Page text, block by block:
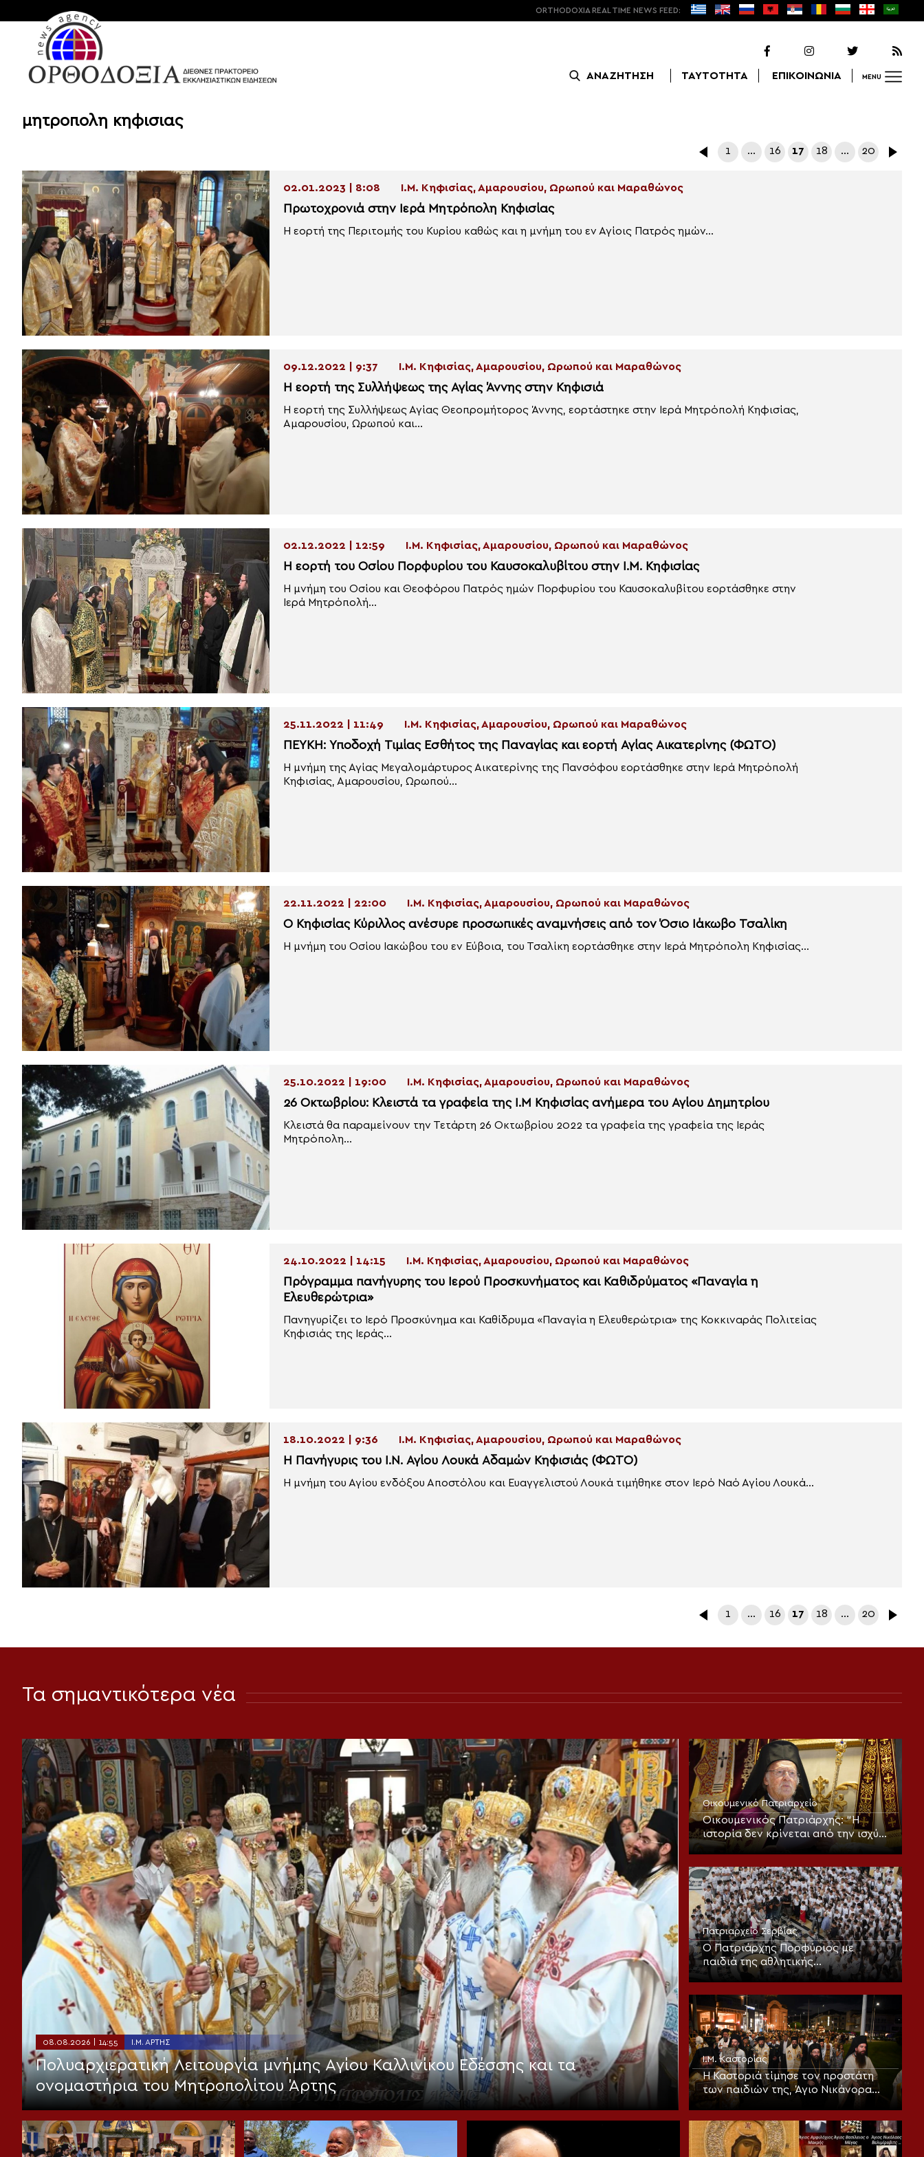
ORTHODOXIA REAL TIME NEWS FEED:
ΑΝΑΖΗΤΗΣΗ ΤΑΥΤΟΤΗΤΑ ΕΠΙΚΟΙΝΩΝΙΑ MENU
μητροπολη κηφισιας
1 … 16 17 18 … 20
02.01.2023 | 8:08 Ι.Μ. Κηφισίας, Αμαρουσίου, Ωρωπού και Μαραθώνος
Πρωτοχρονιά στην Ιερά Μητρόπολη Κηφισίας
Η εορτή της Περιτομής του Κυρίου καθώς και η μνήμη του εν Αγίοις Πατρός ημών...
09.12.2022 | 9:37 Ι.Μ. Κηφισίας, Αμαρουσίου, Ωρωπού και Μαραθώνος
Η εορτή της Συλλήψεως της Αγίας Άννης στην Κηφισιά
Η εορτή της Συλλήψεως Αγίας Θεοπρομήτορος Άννης, εορτάστηκε στην Ιερά Μητρόπολή Κηφισίας,
Αμαρουσίου, Ωρωπού και...
02.12.2022 | 12:59 Ι.Μ. Κηφισίας, Αμαρουσίου, Ωρωπού και Μαραθώνος
Η εορτή του Οσίου Πορφυρίου του Καυσοκαλυβίτου στην Ι.Μ. Κηφισίας
Η μνήμη του Οσίου και Θεοφόρου Πατρός ημών Πορφυρίου του Καυσοκαλυβίτου εορτάσθηκε στην
Ιερά Μητρόπολή...
25.11.2022 | 11:49 Ι.Μ. Κηφισίας, Αμαρουσίου, Ωρωπού και Μαραθώνος
ΠΕΥΚΗ: Υποδοχή Τιμίας Εσθήτος της Παναγίας και εορτή Αγίας Αικατερίνης (ΦΩΤΟ)
Η μνήμη της Αγίας Μεγαλομάρτυρος Αικατερίνης της Πανσόφου εορτάσθηκε στην Ιερά Μητρόπολή
Κηφισίας, Αμαρουσίου, Ωρωπού...
22.11.2022 | 22:00 Ι.Μ. Κηφισίας, Αμαρουσίου, Ωρωπού και Μαραθώνος
Ο Κηφισίας Κύριλλος ανέσυρε προσωπικές αναμνήσεις από τον Όσιο Ιάκωβο Τσαλίκη
Η μνήμη του Οσίου Ιακώβου του εν Εύβοια, του Τσαλίκη εορτάσθηκε στην Ιερά Μητρόπολη Κηφισίας...
25.10.2022 | 19:00 Ι.Μ. Κηφισίας, Αμαρουσίου, Ωρωπού και Μαραθώνος
26 Οκτωβρίου: Κλειστά τα γραφεία της Ι.Μ Κηφισίας ανήμερα του Αγίου Δημητρίου
Κλειστά θα παραμείνουν την Τετάρτη 26 Οκτωβρίου 2022 τα γραφεία της γραφεία της Ιεράς
Μητρόπολη...
24.10.2022 | 14:15 Ι.Μ. Κηφισίας, Αμαρουσίου, Ωρωπού και Μαραθώνος
Πρόγραμμα πανήγυρης του Ιερού Προσκυνήματος και Καθιδρύματος «Παναγία η
Ελευθερώτρια»
Πανηγυρίζει το Ιερό Προσκύνημα και Καθίδρυμα «Παναγία η Ελευθερώτρια» της Κοκκιναράς Πολιτείας
Κηφισιάς της Ιεράς...
18.10.2022 | 9:36 Ι.Μ. Κηφισίας, Αμαρουσίου, Ωρωπού και Μαραθώνος
Η Πανήγυρις του Ι.Ν. Αγίου Λουκά Αδαμών Κηφισιάς (ΦΩΤΟ)
Η μνήμη του Αγίου ενδόξου Αποστόλου και Ευαγγελιστού Λουκά τιμήθηκε στον Ιερό Ναό Αγίου Λουκά...
1 … 16 17 18 … 20
Τα σημαντικότερα νέα
08.08.2026 | 14:55 Ι.Μ. ΆΡΤΗΣ
Πολυαρχιερατική Λειτουργία μνήμης Αγίου Καλλινίκου Εδέσσης και τα
ονομαστήρια του Μητροπολίτου Άρτης
Οικουμενικό Πατριαρχείο
Οικουμενικός Πατριάρχης: “Η
ιστορία δεν κρίνεται από την ισχύ
των αριθμών, αλλά από την
Πατριαρχείο Σερβίας
Ο Πατριάρχης Πορφύριος με
παιδιά της αθλητικής
κατασκήνωσης «Η Σερβία σε καλεί»
Ι.Μ. Καστορίας
Η Καστοριά τίμησε τον προστάτη
των παιδιών της, Άγιο Νικάνορα
τον Θαυματουργό